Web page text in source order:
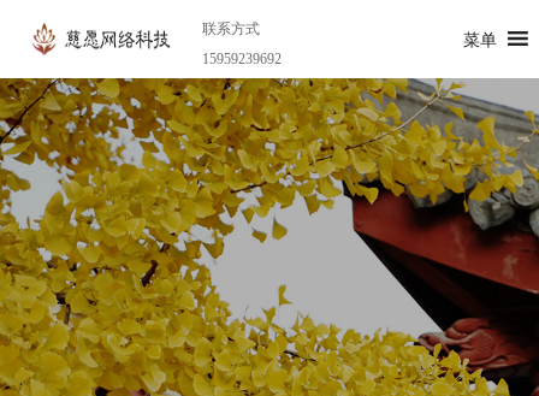
联系方式
15959239692
菜单